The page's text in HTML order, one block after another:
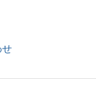
せ